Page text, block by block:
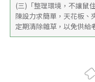
(三)「整理環境，不讓鼠
陳設力求簡單，天花板、
定期清除雜草，以免供給